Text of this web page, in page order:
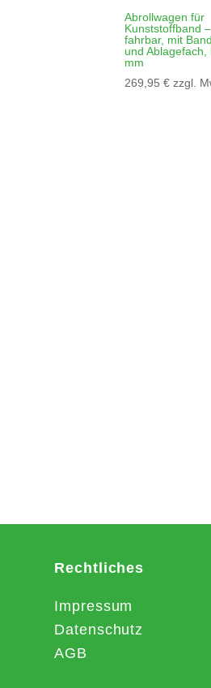
Abrollwagen für
Kunststoffband
fahrbar, mit
und
mm
269,95€ zzgl.
Rechtliches
Impressum
Datenschutz
AGB